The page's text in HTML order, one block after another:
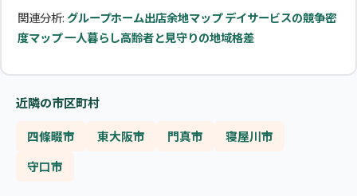
関連分析:グループホーム出店余地マップ デイサービスの競争密
度マップ一人暮らし高齢者と見守りの地域格差
近隣の市区町村
四條畷市 東大阪市 門真市
寝屋川市
守口市